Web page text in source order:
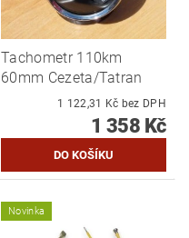
Tachometr 110km
60mm Cezeta/Tatran
1 122,31 Kč bez DPH
1 358 Kč
Novinka